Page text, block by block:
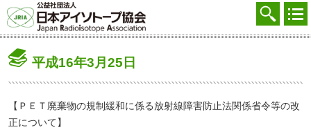
協会を知る
参加する
平成16年3月25日
【ＰＥＴ廃棄物の規制緩和に係る放射線障害防止法関係省令等の改
正について】